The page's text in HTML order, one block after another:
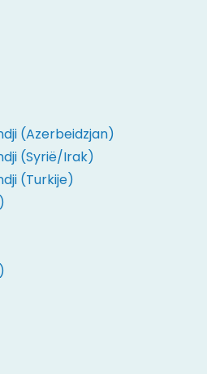
(Azerbeidzjan)
(Syrië/Irak)
(Turkije)